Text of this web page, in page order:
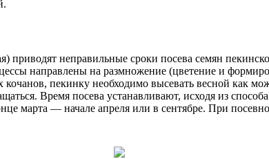
приводят неправильные сроки посева семян
направлены на размножение (цветение и
пекинку необходимо высевать весной как
Время посева устанавливают, исходя из
марта — начале апреля или в сентябре. При